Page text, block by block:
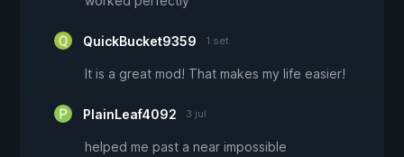
QuickBucket9359 1 set
It is a great mod! That makes my life easier!
PlainLeaf4092 3 jul
helped me past a near impossible